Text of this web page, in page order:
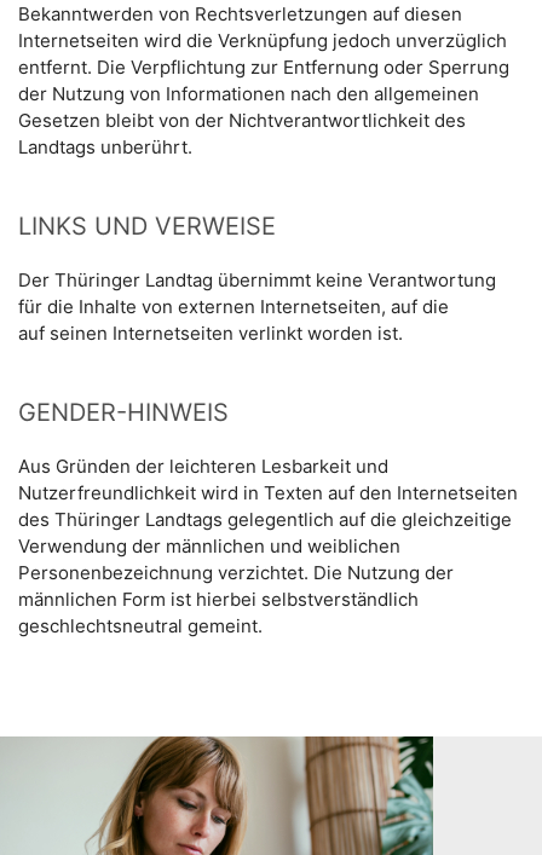
Bekanntwerden von Rechtsverletzungen auf diesen
Internetseiten wird die Verknüpfung jedoch unverzüglich
entfernt. Die Verpflichtung zur Entfernung oder Sperrung
der Nutzung von Informationen nach den allgemeinen
Gesetzen bleibt von der Nichtverantwortlichkeit des
Landtags unberührt.
LINKS UND VERWEISE
Der Thüringer Landtag übernimmt keine Verantwortung
für die Inhalte von externen Internetseiten, auf die
auf seinen Internetseiten verlinkt worden ist.
GENDER-HINWEIS
Aus Gründen der leichteren Lesbarkeit und
Nutzerfreundlichkeit wird in Texten auf den Internetseiten
des Thüringer Landtags gelegentlich auf die gleichzeitige
Verwendung der männlichen und weiblichen
Personenbezeichnung verzichtet. Die Nutzung der
männlichen Form ist hierbei selbstverständlich
geschlechtsneutral gemeint.